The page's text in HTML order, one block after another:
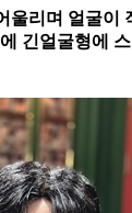
울리며 얼굴이
긴얼굴형에